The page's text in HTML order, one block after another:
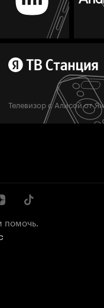
Телевизор с Алисой от
помочь.